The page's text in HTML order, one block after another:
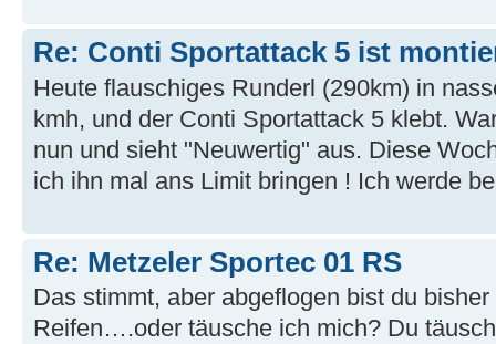
Re: Conti Sportattack 5 ist
Heute flauschiges Runderl (290km) in
kmh, und der Conti Sportattack 5 klebt.
nun und sieht "Neuwertig" aus. Diese
ich ihn mal ans Limit bringen ! Ich werde
Re: Metzeler Sportec 01 RS
Das stimmt, aber abgeflogen bist du
Reifen….oder täusche ich mich? Du